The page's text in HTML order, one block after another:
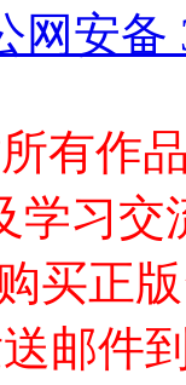
网安备
有作
学习交
买正
邮件